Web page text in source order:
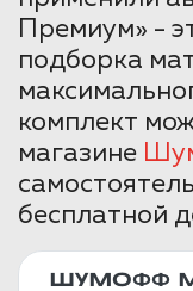
Премиум» -
подборка
комплект
магазине
бесплатной
ШУМОФФ